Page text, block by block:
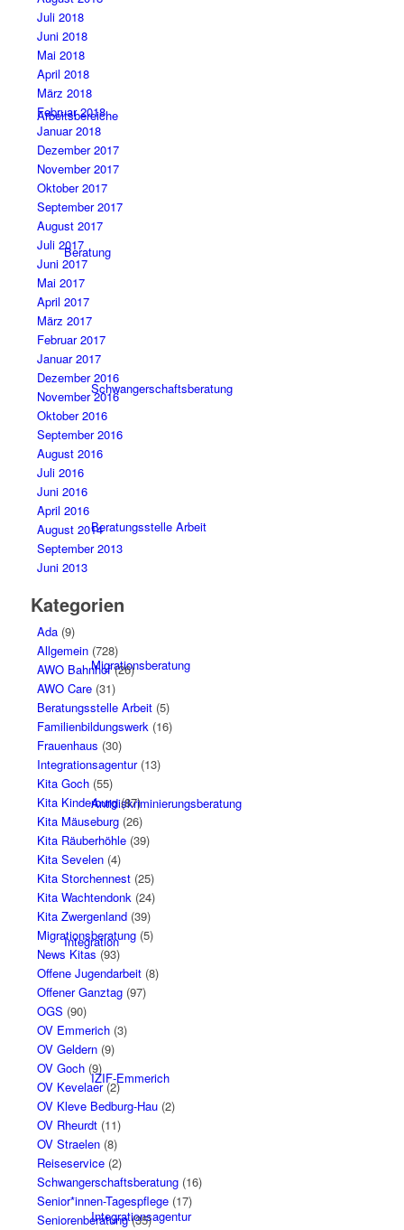
Arbeitsbereiche
Beratung
Schwangerschaftsberatung
Beratungsstelle Arbeit
Migrationsberatung
Antidiskriminierungsberatung
Integration
IZIF-Emmerich
Integrationsagentur
Juli 2018
Juni 2018
Mai 2018
April 2018
März 2018
Februar 2018
Januar 2018
Dezember 2017
November 2017
Oktober 2017
September 2017
August 2017
Juli 2017
Juni 2017
Mai 2017
April 2017
März 2017
Februar 2017
Januar 2017
Dezember 2016
November 2016
Oktober 2016
September 2016
August 2016
Juli 2016
Juni 2016
April 2016
August 2014
September 2013
Juni 2013
Kategorien
Ada(9)
Allgemein(728)
AWO Bahnhof(26)
AWO Care(31)
Beratungsstelle Arbeit(5)
Familienbildungswerk(16)
Frauenhaus (30)
Integrationsagentur(13)
Kita Goch(55)
Kita Kinderburg(87)
Kita Mäuseburg(26)
Kita Räuberhöhle(39)
Kita Sevelen(4)
Kita Storchennest(25)
Kita Wachtendonk(24)
Kita Zwergenland(39)
Migrationsberatung(5)
News Kitas (93)
Offene Jugendarbeit(8)
Offener Ganztag(97)
OGS (90)
OV Emmerich(3)
OV Geldern(9)
OV Goch(9)
OV Kevelaer(2)
OV Kleve Bedburg-Hau(2)
OV Rheurdt(11)
OV Straelen(8)
Reiseservice(2)
Schwangerschaftsberatung(16)
Senior*innen-Tagespflege(17)
Seniorenberatung(35)